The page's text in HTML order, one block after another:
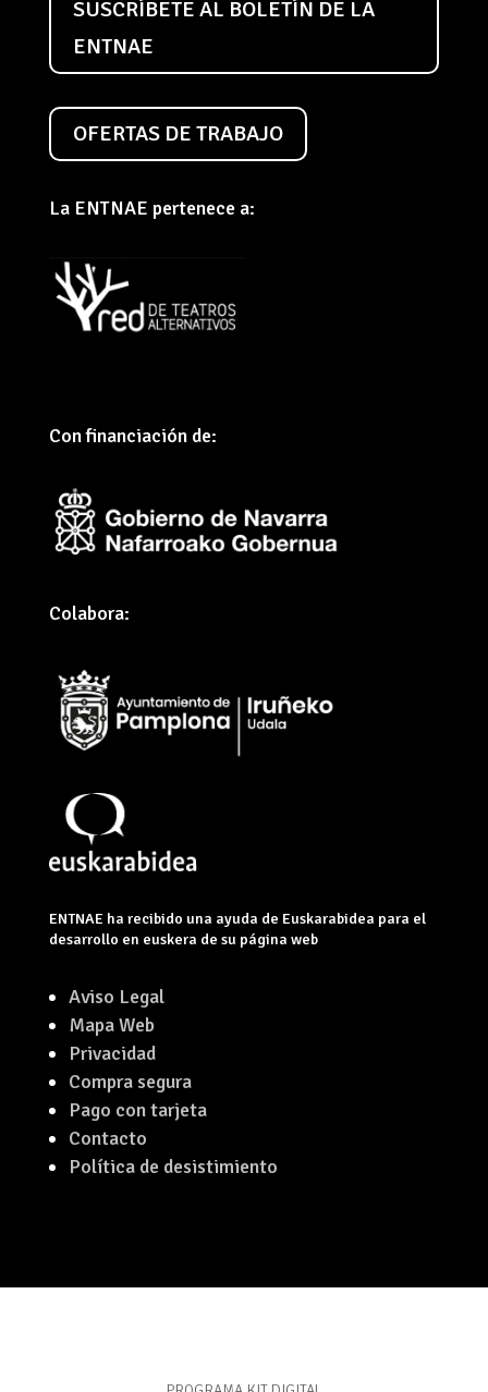
SUSCRÍBETE AL BOLETÍN DE LA
ENTNAE
OFERTAS DE TRABAJO
La ENTNAE pertenece a:
Con financiación de:
Colabora:
ENTNAE ha recibido una ayuda de Euskarabidea para el
desarrollo en euskera de su página web
Aviso Legal
Mapa Web
Privacidad
Compra segura
Pago con tarjeta
Contacto
Política de desistimiento